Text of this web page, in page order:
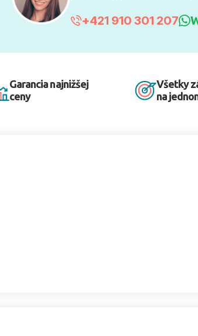
+421 910 301 207
Garancia najnižšej
ceny
Všetky
na